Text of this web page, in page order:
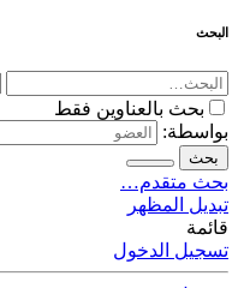
البحث
بحث بالعناوين فقط
بواسطة:
بحث
بحث متقدم…
تبديل المظهر
قائمة
تسجيل الدخول